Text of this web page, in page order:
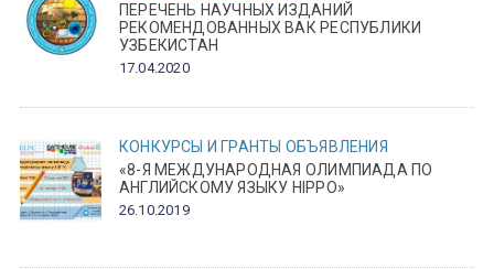
ПЕРЕЧЕНЬ НАУЧНЫХ ИЗДАНИЙ
РЕКОМЕНДОВАННЫХ ВАК РЕСПУБЛИКИ
УЗБЕКИСТАН
17.04.2020
КОНКУРСЫ И ГРАНТЫ ОБЪЯВЛЕНИЯ
«8-Я МЕЖДУНАРОДНАЯ ОЛИМПИАДА ПО
АНГЛИЙСКОМУ ЯЗЫКУ HIPPO»
26.10.2019